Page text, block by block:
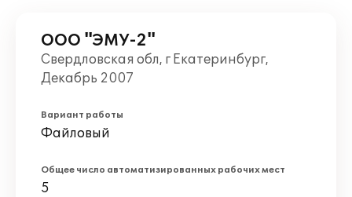
ООО "ЭМУ-2"
Свердловская обл, г Екатеринбург,
Декабрь 2007
Вариант работы
Файловый
Общее число автоматизированных рабочих мест
5